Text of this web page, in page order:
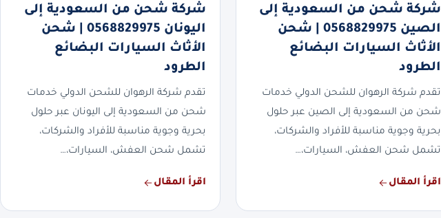
شركة شحن من السعودية إلى
الصين 0568829975 | شحن
الأثاث السيارات البضائع
الطرود
تقدم شركة الرهوان للشحن الدولي خدمات
شحن من السعودية إلى الصين عبر حلول
بحرية وجوية مناسبة للأفراد والشركات،
تشمل شحن العفش، السيارات،…
اقرأ المقال
شركة شحن من السعودية إلى
اليونان 0568829975 | شحن
الأثاث السيارات البضائع
الطرود
تقدم شركة الرهوان للشحن الدولي خدمات
شحن من السعودية إلى اليونان عبر حلول
بحرية وجوية مناسبة للأفراد والشركات،
تشمل شحن العفش، السيارات،…
اقرأ المقال